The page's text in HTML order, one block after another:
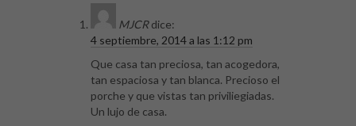
MJCR dice:
4 septiembre, 2014 a las 1:12 pm
Que casa tan preciosa, tan acogedora,
tan espaciosa y tan blanca. Precioso el
porche y que vistas tan priviliegiadas.
Un lujo de casa.